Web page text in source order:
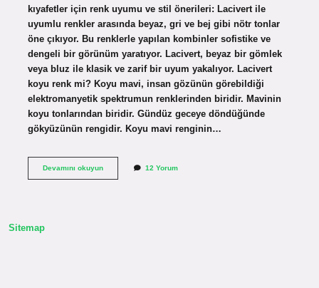
kıyafetler için renk uyumu ve stil önerileri: Lacivert ile
uyumlu renkler arasında beyaz, gri ve bej gibi nötr tonlar
öne çıkıyor. Bu renklerle yapılan kombinler sofistike ve
dengeli bir görünüm yaratıyor. Lacivert, beyaz bir gömlek
veya bluz ile klasik ve zarif bir uyum yakalıyor. Lacivert
koyu renk mi? Koyu mavi, insan gözünün görebildiği
elektromanyetik spektrumun renklerinden biridir. Mavinin
koyu tonlarından biridir. Gündüz geceye döndüğünde
gökyüzünün rengidir. Koyu mavi renginin…
Devamını okuyunLacivert
12 Yorum
Sitemap